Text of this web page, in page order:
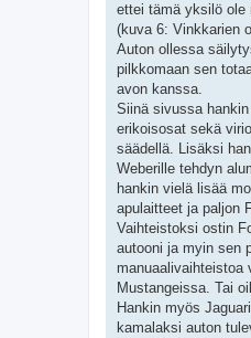
ettei tämä yksilö ole
(kuva 6: Vinkkarien
Auton ollessa
pilkkomaan sen
avon kanssa.
Siinä sivussa
erikoisosat sekä
säädellä. Lisäksi
Weberille tehdyn
hankin vielä lisää
apulaitteet ja paljon
Vaihteistoksi ostin
autooni ja myin sen
Mustangeissa. Tai
Hankin myös
kamalaksi auton